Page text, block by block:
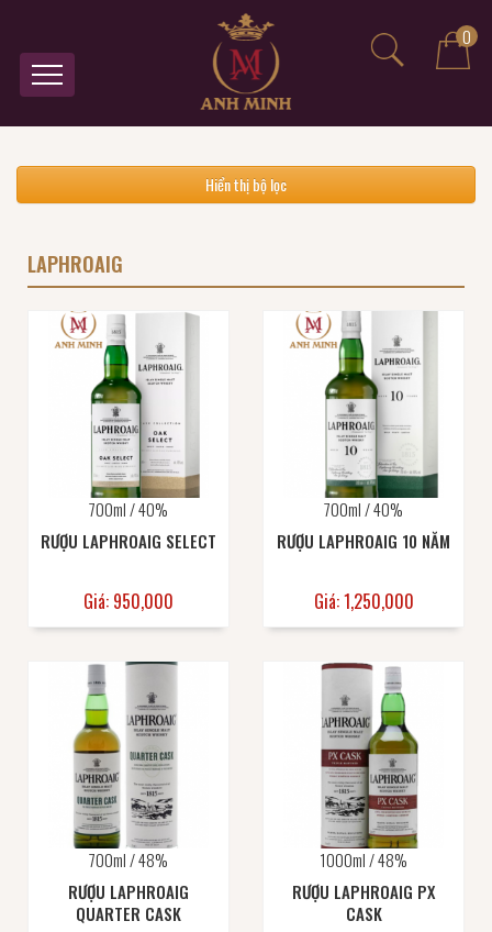
0
Hiển thị bộ lọc
LAPHROAIG
700ml / 40%
RƯỢU LAPHROAIG SELECT
Giá: 950,000
700ml / 40%
RƯỢU LAPHROAIG 10 NĂM
Giá: 1,250,000
700ml / 48%
RƯỢU LAPHROAIG
QUARTER CASK
1000ml / 48%
RƯỢU LAPHROAIG PX
CASK